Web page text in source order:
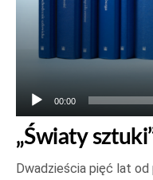
00:00
„Światy
Dwadzieścia pięć lat od